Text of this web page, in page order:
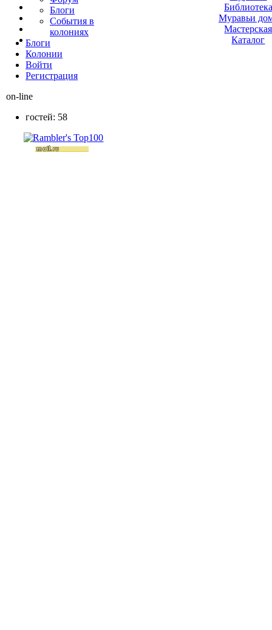
Блоги
События в
колониях
Блоги
Колонии
Войти
Peгиcтpaция
on-line
гостей: 58
Библиотека
Муравьи
Мастерская
Каталог